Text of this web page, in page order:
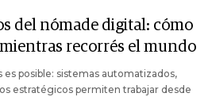
del nómade digital: cómo
recorrés el mundo
posible: sistemas automatizados,
estratégicos permiten trabajar desde